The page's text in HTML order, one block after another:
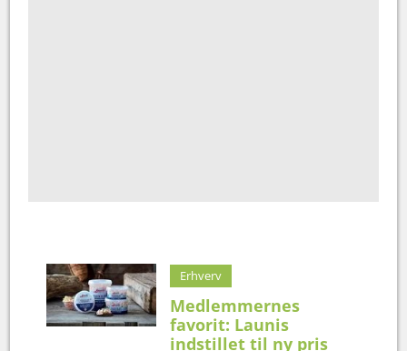
Erhverv
Medlemmernes
favorit: Launis
indstillet til ny pris